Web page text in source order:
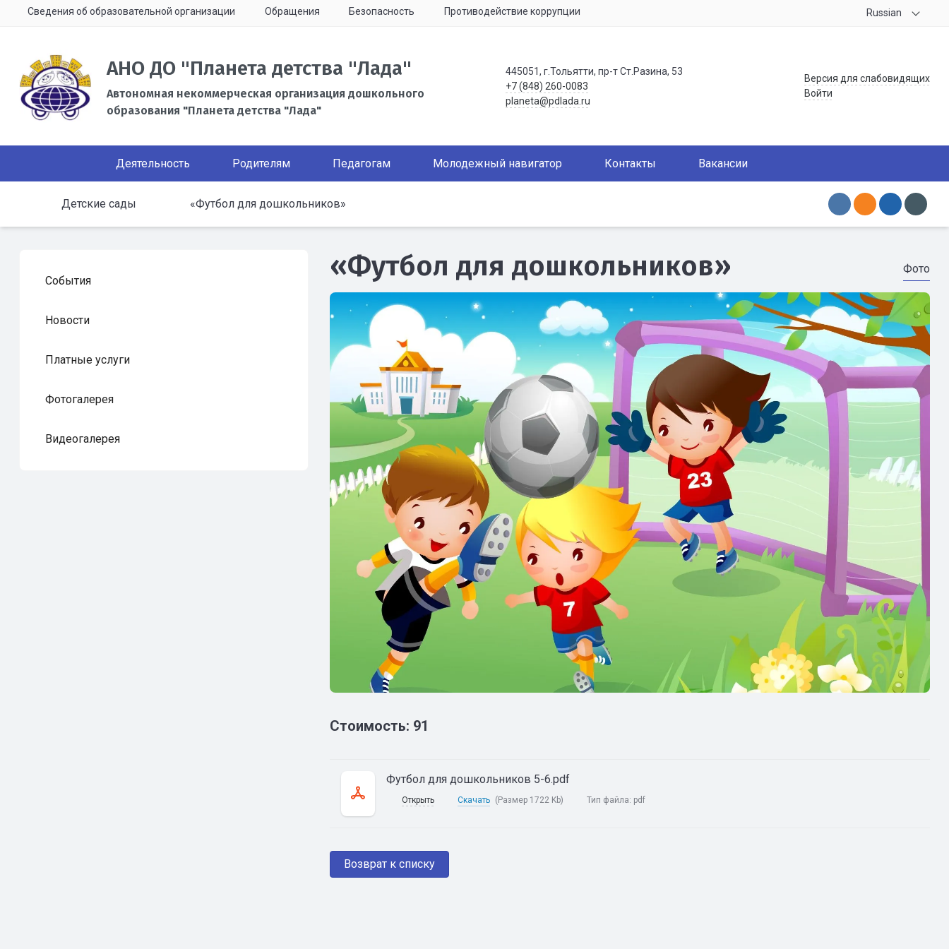
Сведения об образовательной организации Обращения Безопасность Противодействие коррупции Russian
АНО ДО "Планета детства "Лада"
Автономная некоммерческая организация дошкольного
образования "Планета детства "Лада"
445051, г.Тольятти, пр-т Ст.Разина, 53
+7 (848) 260-0083
planeta@pdlada.ru
Версия для слабовидящих
Войти
Деятельность Родителям Педагогам Молодежный навигатор Контакты Вакансии
Детские сады «Футбол для дошкольников»
События
Новости
Платные услуги
Фотогалерея
Видеогалерея
«Футбол для дошкольников» Фото
Стоимость: 91
Футбол для дошкольников 5-6.pdf
Открыть Скачать (Размер 1722 Kb) Тип файла: pdf
Возврат к списку